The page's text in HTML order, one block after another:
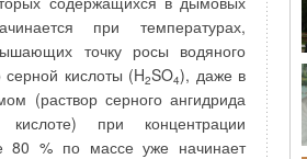
при температурах,
точку росы водяного
серной кислоты (H2SO4), даже в
(раствор серного ангидрида
при концентрации
80 % по массе уже начинает
как счетчик денег,
служит для учета выручки
и далее дает возможность
в водосберегающие
может наглядно показать
в единицах оборота денег.